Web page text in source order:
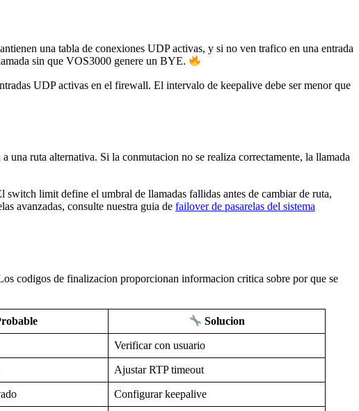
una tabla de conexiones UDP activas, y si no ven trafico en una entrada
sin que VOS3000 genere un BYE.
UDP activas en el firewall. El intervalo de keepalive debe ser menor que
una ruta alternativa. Si la conmutacion no se realiza correctamente, la llamada
limit define el umbral de llamadas fallidas antes de cambiar de ruta,
avanzadas, consulte nuestra guia de failover de pasarelas del sistema
codigos de finalizacion proporcionan informacion critica sobre por que se
Solucion
Verificar con usuario
Ajustar RTP timeout
Configurar keepalive